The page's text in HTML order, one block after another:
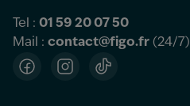
Tel : 01 59 20 07 50
Mail : contact@figo.fr (24/7)
FacebookInstagramTikTok